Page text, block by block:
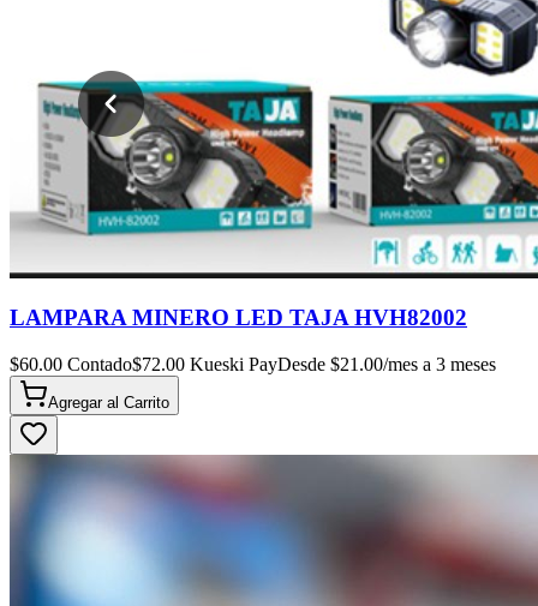
LAMPARA MINERO LED TAJA HVH82002
$60.00 Contado$72.00 Kueski PayDesde $21.00/mes a 3 meses
Agregar al Carrito